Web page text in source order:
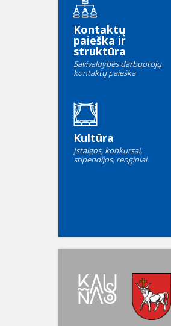
Kontaktų
paieška ir
struktūra
Savivaldybės darbuotojų
kontaktų paieška
Kultūra
Įstaigos, konkursai,
stipendijos, renginiai